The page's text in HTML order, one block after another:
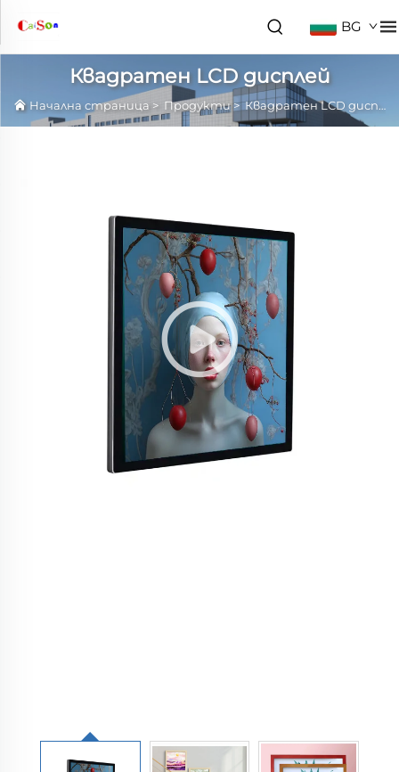
BG
Квадратен LCD дисплей
Начална страница > Продукти>Квадратен LCD дисплей